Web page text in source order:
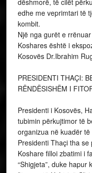
fitoreve të Ushtrisë
Për të ardhur deri tek
presidenti Thaçi tha se
kaluar nëpër sprova
Mbi të gjitha, Ushtria
armatosur autentike,
Kosovës.
“Për herë të parë në
Nga kjo konferencë u
intervenimit të
policore dhe ushtarake
Pas fillimit të
Kosovë u krijua një
“Shtabi i Përgjithshëm